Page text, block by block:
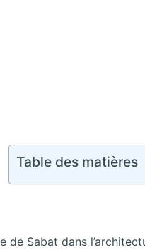
Table des matières
de Sabat dans